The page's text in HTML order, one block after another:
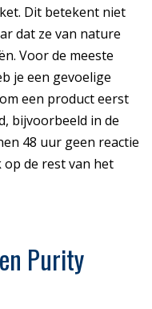
Dit betekent niet
dat ze van nature
Voor de meeste
je een gevoelige
een product eerst
bijvoorbeeld in de
48 uur geen reactie
de rest van het
Purity